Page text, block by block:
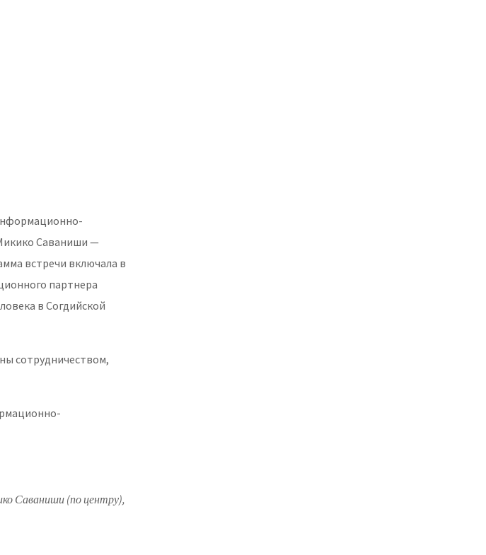
Саваниши —
встречи включала в
партнера
в Согдийской
сотрудничеством,
Саваниши (по центру),